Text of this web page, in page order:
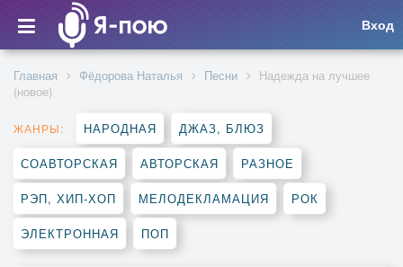
Вход
Главная Фёдорова Наталья Песни
Надежда на лучшее
(новое)
ЖАНРЫ: НАРОДНАЯ ДЖАЗ, БЛЮЗ
СОАВТОРСКАЯ АВТОРСКАЯ РАЗНОЕ
РЭП, ХИП-ХОП МЕЛОДЕКЛАМАЦИЯ РОК
ЭЛЕКТРОННАЯ ПОП